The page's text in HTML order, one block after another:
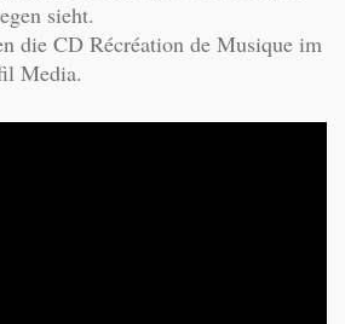
sieht.
die CD Récréation de Musique im
Media.